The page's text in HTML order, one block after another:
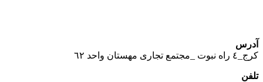
آدرس
كرج_٤ راه نبوت _مجتمع تجارى مهستان واحد ٦٢
تلفن